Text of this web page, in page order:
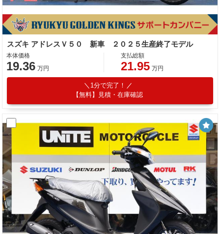
スズキ アドレスＶ５０ 新車 ２０２５生産終了モデル
本体価格
19.36 万円
支払総額
21.95 万円
1分で完了！
【無料】見積・在庫確認